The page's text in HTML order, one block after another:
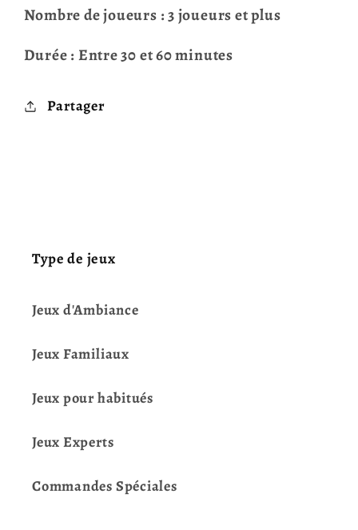
Nombre de joueurs : 3 joueurs et plus
Durée : Entre 30 et 60 minutes
Partager
Type de jeux
Jeux d'Ambiance
Jeux Familiaux
Jeux pour habitués
Jeux Experts
Commandes Spéciales